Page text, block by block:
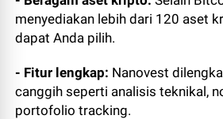
menyediakan lebih dari 120 aset
dapat Anda pilih.
- Fitur lengkap: Nanovest
canggih seperti analisis teknikal,
portofolio tracking.